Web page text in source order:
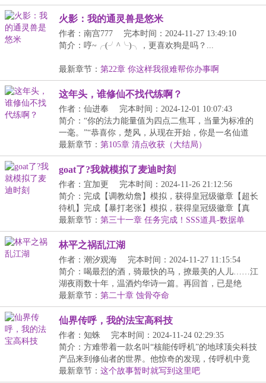
火影：我的通灵兽是悠米
作者：南宫777
完本时间：2024-11-27 13:49:10
简介：哼~╭(╯^╰)╮，更喜欢狗是吗？...
最新章节： 第22章 你这样我很难帮你办事啊
这年头，谁修仙不找代练啊？
作者：仙进奉
完本时间：2024-12-01 10:07:43
简介：“你的法力能量值为四点二焦耳，当量为标准的
一毫。”“恭喜你，楚风，从现在开始，你是一名仙道
联...
最新章节： 第105章 清点收获（大结局）
goat了?我就模拟了麦迪时刻
作者：宜加更
完本时间：2024-11-26 21:12:56
简介：完成【调教幼詹】模拟，获得皇冠级徽章【超长
待机】完成【暴打老张】模拟，获得皇冠级徽章【真
·GO...
最新章节： 第三十一章 任务完成！SSS道具-数据单
林平之祸乱江湖
作者：潮汐观海
完本时间：2024-11-27 11:15:54
简介：喝最烈的酒，骑最快的马，撩最美的人儿……江
湖夜雨数十年，温酒灼华诗一篇。再回首，已是绝
巅。...
最新章节： 第二十章 蚀骨夺命
仙界传呼，我的法宝高科技
作者：知蛛
完本时间：2024-11-24 02:29:35
简介：方难带着一款名叫“核能传呼机”的地球顶尖科技
产品来到修仙者的世界。他惊奇的发现，传呼机中竟
然...
最新章节： 这个故事暂时就写到这里吧